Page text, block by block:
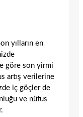
yılların en
göre son yirmi
artış verilerine
iç göçler de
ve nüfus